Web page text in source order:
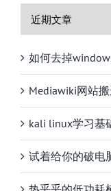
近期文章
如何去掉
Mediawiki网站
kali linux学习基
试着给你的破电